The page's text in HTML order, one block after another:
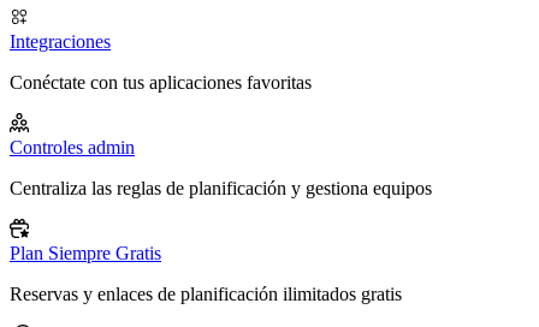
Integraciones
Conéctate con tus aplicaciones favoritas
Controles admin
Centraliza las reglas de planificación y gestiona equipos
Plan Siempre Gratis
Reservas y enlaces de planificación ilimitados gratis